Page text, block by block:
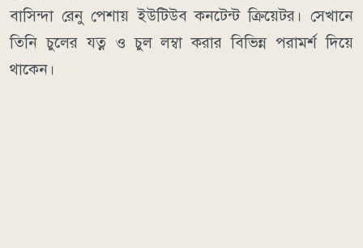
বাসিন্দা রেনু পেশায় ইউটিউব কনটেন্ট ক্রিয়েটর। সেখানে
তিনি চুলের যত্ন ও চুল লম্বা করার বিভিন্ন পরামর্শ দিয়ে
থাকেন।